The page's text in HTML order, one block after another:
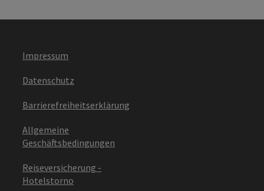
Impressum
Datenschutz
Barrierefreiheitserklärung
Allgemeine
Geschäftsbedingungen
Reiseversicherung -
Hotelstorno